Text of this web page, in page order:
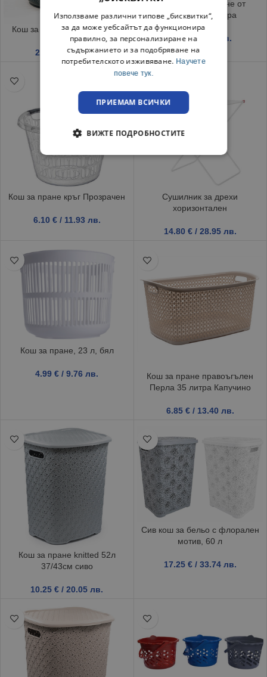
Кош за пране вторичен кръг
2.99 / 5.85 лв.
Въже за простиране от
стомана, 10 метра
0.95 € / 1.86 лв.
Кош за пране кръг Прозрачен
6.10 € / 11.93 лв.
Сушилник за дрехи
хоризонтален
14.80 € / 28.95 лв.
Кош за пране, 23 л, бял
4.99€ / 9.76 лв.
Кош за пране правоъгълен
Перла 35 литра Капучино
6.85 € / 13.40 лв.
Кош за пране knitted 52л
37/43см сиво
10.25€ / 20.05 лв.
Сив кош за бельо с флорален
мотив, 60 л
17.25 € / 33.74 лв.
Използваме различни типове „бисквитки“,
за да може уебсайтът да функционира
правилно, за персонализиране на
съдържанието и за подобряване на
потребителското изживяване. Научете
повече тук.
ПРИЕМАМ ВСИЧКИ
ВИЖТЕ ПОДРОБНОСТИТЕ